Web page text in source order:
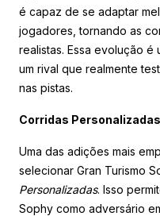
é capaz de se adaptar
jogadores, tornando as
realistas. Essa evolução é
um rival que realmente
nas pistas.
Corridas Personalizadas
Uma das adições mais
selecionar Gran Turismo
Personalizadas. Isso
Sophy como adversário